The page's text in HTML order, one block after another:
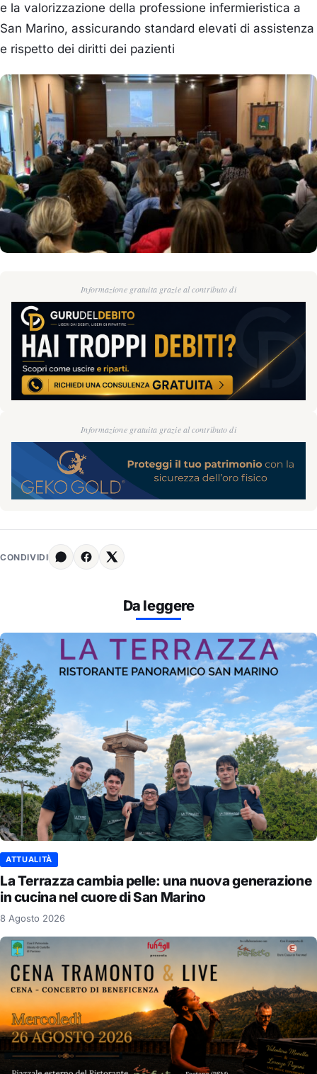
e la valorizzazione della professione infermieristica a
San Marino, assicurando standard elevati di assistenza
e rispetto dei diritti dei pazienti
Informazione gratuita grazie al contributo di
Informazione gratuita grazie al contributo di
CONDIVIDI
Da leggere
ATTUALITÀ
La Terrazza cambia pelle: una nuova generazione
in cucina nel cuore di San Marino
8 Agosto 2026